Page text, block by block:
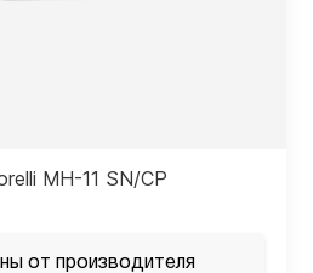
MH-11 SN/CP
от производителя